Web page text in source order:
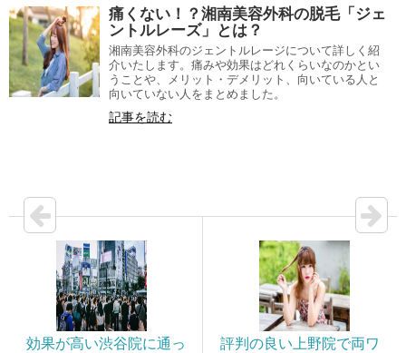
痛くない！？湘南美容外科の脱毛「ジェ
ントルレーズ」とは？
湘南美容外科のジェントルレージについて詳しく紹
介いたします。痛みや効果はどれくらいなのかとい
うことや、メリット・デメリット、向いている人と
向いていない人をまとめました。
記事を読む
効果が高い渋谷院に通っ
評判の良い上野院で両ワ